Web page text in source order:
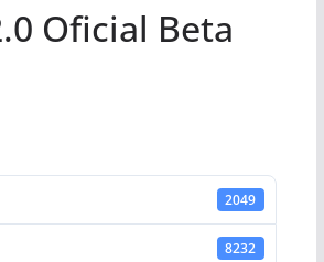
Oficial Beta
2049
8232